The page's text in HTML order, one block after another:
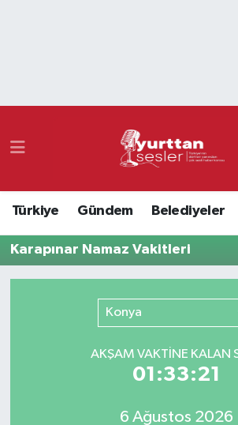
Türkiye Gündem Belediyeler
Karapınar Namaz Vakitleri
Konya
AKŞAM VAKTİNE KALAN
01:33:21
6 Ağustos 2026
Namaz Vakitleri
Süper Lig Puan Durumu ve
Son Dakika Haberleri